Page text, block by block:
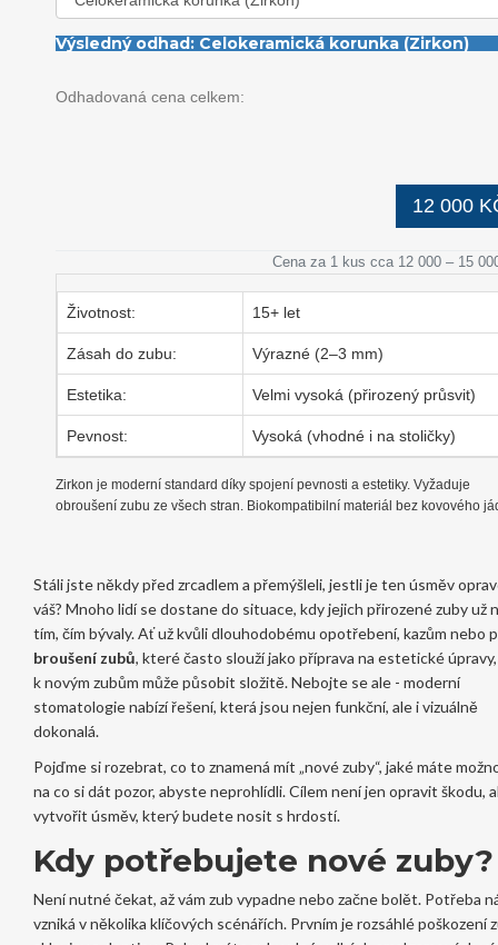
Výsledný odhad: Celokeramická korunka (Zirkon)
Odhadovaná cena celkem:
12 000
Cena za 1 kus cca 12 000 – 15
Životnost: 15+ let
Zásah do zubu: Výrazné (2–3 mm)
Estetika: Velmi vysoká (přirozený průsvit)
Pevnost: Vysoká (vhodné i na stoličky)
Zirkon je moderní standard díky spojení pevnosti a estetiky. Vyžaduje
obroušení zubu ze všech stran. Biokompatibilní materiál bez kovového
Stáli jste někdy před zrcadlem a přemýšleli, jestli je ten úsměv
váš? Mnoho lidí se dostane do situace, kdy jejich přirozené zuby už
tím, čím bývaly. Ať už kvůli dlouhodobému opotřebení, kazům nebo
broušení zubů, které často slouží jako příprava na estetické
k novým zubům může působit složitě. Nebojte se ale - moderní
stomatologie nabízí řešení, která jsou nejen funkční, ale i vizuálně
dokonalá.
Pojďme si rozebrat, co to znamená mít „nové zuby“, jaké máte
na co si dát pozor, abyste neprohlídli. Cílem není jen opravit škodu,
vytvořit úsměv, který budete nosit s hrdostí.
Kdy potřebujete nové zuby?
Není nutné čekat, až vám zub vypadne nebo začne bolět. Potřeba
vzniká v několika klíčových scénářích. Prvním je rozsáhlé poškození